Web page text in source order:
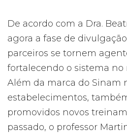
De acordo com a Dra.
agora a fase de
parceiros se tornem
fortalecendo o sistema no
Além da marca do Sinam
estabelecimentos,
promovidos novos
passado, o professor